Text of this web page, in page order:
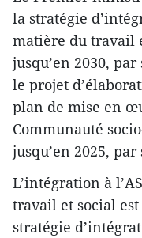
la stratégie
matière du travail
jusqu’en 2030,
le projet
plan de mise en
Communauté
jusqu’en 2025,
L’intégration à
travail et social
stratégie